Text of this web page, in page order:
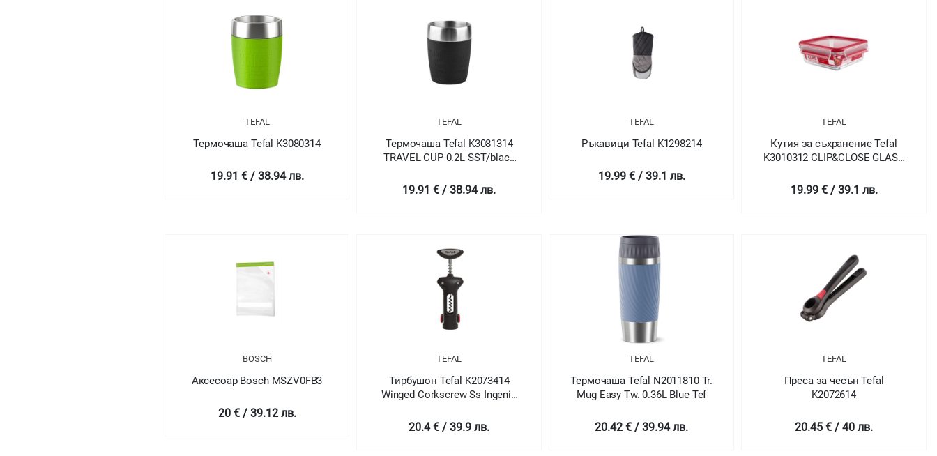
TEFAL
Термочаша Tefal K3080314
19.91 € / 38.94 лв.
TEFAL
Термочаша Tefal K3081314
TRAVEL CUP 0.2L SST/black
19.91 € / 38.94 лв.
TEFAL
Ръкавици Tefal K1298214
19.99 € / 39.1 лв.
TEFAL
Кутия за съхранение Tefal
K3010312 CLIP&CLOSE GLASS
19.99 € / 39.1 лв.
BOSCH
Аксесоар Bosch MSZV0FB3
20 € / 39.12 лв.
TEFAL
Тирбушон Tefal K2073414
Winged Corkscrew Ss Ingenio
20.4 € / 39.9 лв.
TEFAL
Термочаша Tefal N2011810 Tr.
Mug Easy Tw. 0.36L Blue Tef
20.42 € / 39.94 лв.
TEFAL
Преса за чесън Tefal
K2072614
20.45 € / 40 лв.